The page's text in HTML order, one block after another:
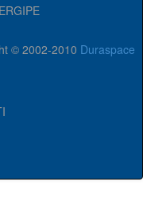
© 2002-2010 Duraspace